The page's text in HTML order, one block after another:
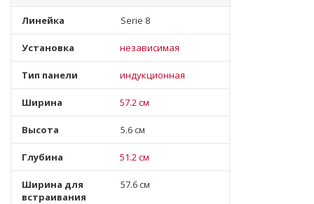
Линейка Serie 8
Установка независимая
Тип панели индукционная
Ширина 57.2 см
Высота 5.6 см
Глубина 51.2 см
Ширина для
встраивания
57.6 см